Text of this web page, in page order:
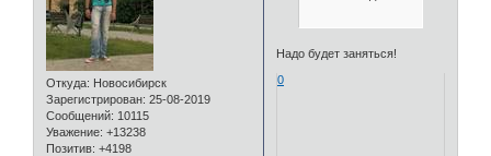
Откуда: Новосибирск
Зарегистрирован: 25-08-2019
Сообщений: 10115
Уважение: +13238
Позитив: +4198
Надо будет заняться!
0